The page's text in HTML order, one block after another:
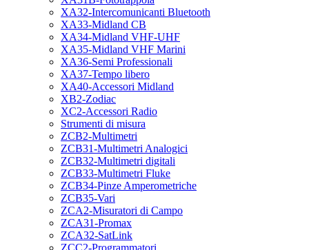
XA32-Intercomunicanti Bluetooth
XA33-Midland CB
XA34-Midland VHF-UHF
XA35-Midland VHF Marini
XA36-Semi Professionali
XA37-Tempo libero
XA40-Accessori Midland
XB2-Zodiac
XC2-Accessori Radio
Strumenti di misura
ZCB2-Multimetri
ZCB31-Multimetri Analogici
ZCB32-Multimetri digitali
ZCB33-Multimetri Fluke
ZCB34-Pinze Amperometriche
ZCB35-Vari
ZCA2-Misuratori di Campo
ZCA31-Promax
ZCA32-SatLink
ZCC2-Programmatori